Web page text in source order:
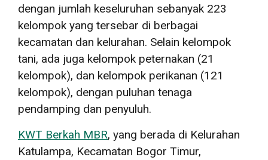
dengan jumlah keseluruhan sebanyak 223
kelompok yang tersebar di berbagai
kecamatan dan kelurahan. Selain kelompok
tani, ada juga kelompok peternakan (21
kelompok), dan kelompok perikanan (121
kelompok), dengan puluhan tenaga
pendamping dan penyuluh.
KWT Berkah MBR, yang berada di Kelurahan
Katulampa, Kecamatan Bogor Timur,